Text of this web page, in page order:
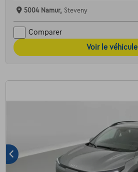
5004 Namur, Steveny
Comparer
Voir le véhicule